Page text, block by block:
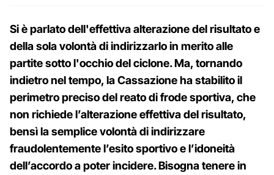
Si è parlato dell'effettiva alterazione del risultato e
della sola volontà di indirizzarlo in merito alle
partite sotto l'occhio del ciclone. Ma, tornando
indietro nel tempo, laCassazione ha stabilito il
perimetro preciso del reato di frode sportiva, che
non richiede l’alterazione effettiva del risultato,
bensì la semplice volontà di indirizzare
fraudolentemente l’esito sportivo e l’idoneità
dell’accordo a poter incidere. Bisogna tenere in